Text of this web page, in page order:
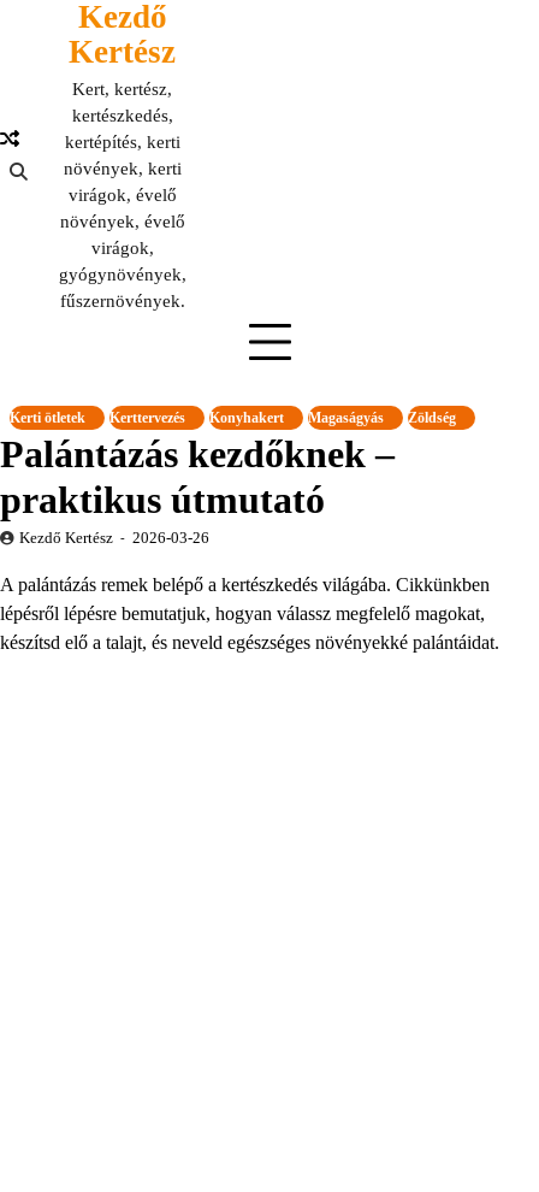
Kezdő
Kertész
Kert, kertész,
kertészkedés,
kertépítés, kerti
növények, kerti
virágok, évelő
növények, évelő
virágok,
gyógynövények,
fűszernövények.
Kerti ötletek Kerttervezés Konyhakert Magaságyás Zöldség
Palántázás kezdőknek –
praktikus útmutató
Kezdő Kertész 2026-03-26
A palántázás remek belépő a kertészkedés világába. Cikkünkben
lépésről lépésre bemutatjuk, hogyan válassz megfelelő magokat,
készítsd elő a talajt, és neveld egészséges növényekké palántáidat.